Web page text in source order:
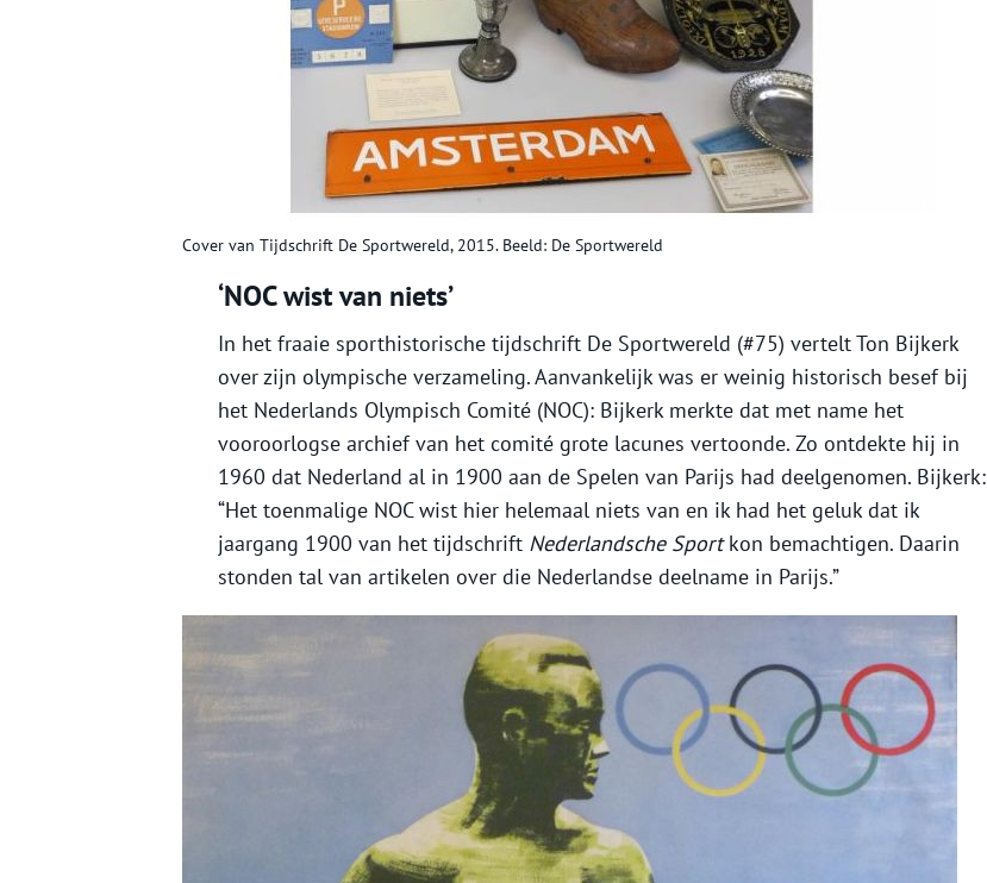
Cover van Tijdschrift De Sportwereld, 2015. Beeld: De Sportwereld
‘NOC wist van niets’
In het fraaie sporthistorische tijdschrift De Sportwereld (#75) vertelt Ton Bijkerk
over zijn olympische verzameling. Aanvankelijk was er weinig historisch besef bij
het Nederlands Olympisch Comité (NOC): Bijkerk merkte dat met name het
vooroorlogse archief van het comité grote lacunes vertoonde. Zo ontdekte hij in
1960 dat Nederland al in 1900 aan de Spelen van Parijs had deelgenomen. Bijkerk:
“Het toenmalige NOC wist hier helemaal niets van en ik had het geluk dat ik
jaargang 1900 van het tijdschrift Nederlandsche Sportkon bemachtigen. Daarin
stonden tal van artikelen over die Nederlandse deelname in Parijs.”